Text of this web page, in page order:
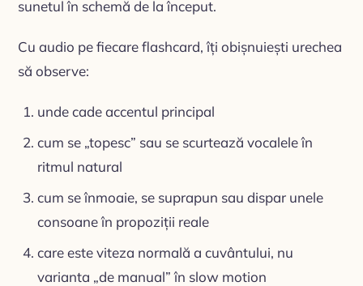
sunetul în schemă de la început.
Cu audio pe fiecare flashcard, îți obișnuiești urechea
să observe:
unde cade accentul principal
cum se „topesc” sau se scurtează vocalele în
ritmul natural
cum se înmoaie, se suprapun sau dispar unele
consoane în propoziții reale
care este viteza normală a cuvântului, nu
varianta „de manual” în slow motion